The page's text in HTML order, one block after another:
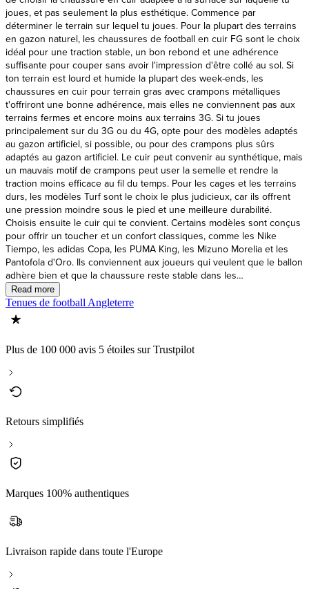
Tenues de football Angleterre
Plus de 100 000 avis 5 étoiles sur Trustpilot
Retours simplifiés
Marques 100% authentiques
Livraison rapide dans toute l'Europe